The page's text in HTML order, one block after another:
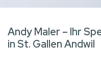
Andy Maler – Ihr
in St. Gallen Andwil